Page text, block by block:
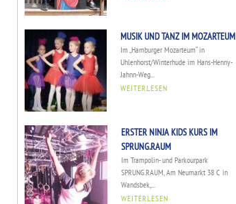
MUSIK UND TANZ IM MOZARTEUM
Im „Hamburger Mozarteum“ in
Uhlenhorst/Winterhude im Hans-Henny-
Jahnn-Weg...
WEITERLESEN
ERSTER NINJA KIDS KURS IM
SPRUNG.RAUM
Im Trampolin- und Parkourpark
SPRUNG.RAUM, Am Neumarkt 38 C in
Wandsbek,...
WEITERLESEN